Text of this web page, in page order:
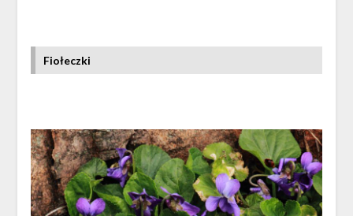
Fiołeczki